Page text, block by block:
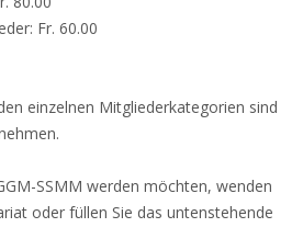
Fr. 60.00
einzelnen Mitgliederkategorien sind
SSMM werden möchten, wenden
oder füllen Sie das untenstehende